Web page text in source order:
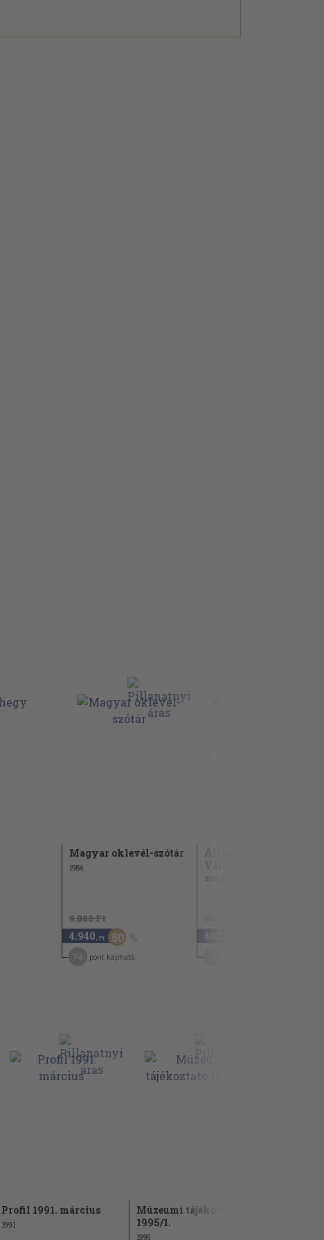
Magyar oklevél-szótár
1984
9.880 Ft
4.940 ,-Ft 50
pont kapható
Állami Könyvterjesztő
Vállalat reprint
sorozata...
Profil 1991. március
1991
Múzeumi tájékoztató
1995/1.
1995